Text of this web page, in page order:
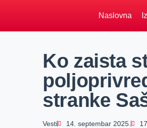
Naslovna
Ko zaista
stranke
Vesti 14. septembar 2025.